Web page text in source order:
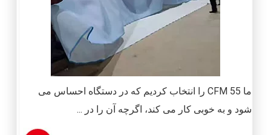
ما 55 CFM را انتخاب کردیم که در دستگاه احساس می
شود و به خوبی کار می کند، اگرچه آن را در ...